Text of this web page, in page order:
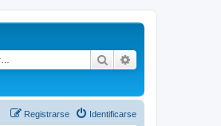
Buscar
Identificarse
Registrarse